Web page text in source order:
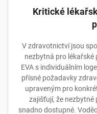
Kritické
V zdravotnictví jsou
nezbytná pro lékařské
EVA s individuálním
přísné požadavky
upraveným pro
zajišťují, že nezbytné
snadno dostupné.